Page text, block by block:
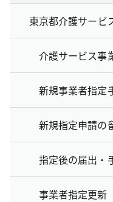
東京都介護サービ
介護サービス事
新規事業者指定
新規指定申請の
指定後の届出・
事業者指定更新